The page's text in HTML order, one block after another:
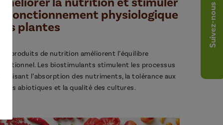
le fonctionnement physiologique
des plantes
Nos produits de nutrition améliorent l’équilibre
nutritionnel. Les biostimulants stimulent les processus
l’absorption des nutriments, la tolérance aux
stress abiotiques et la qualité des cultures.
Suivez-nous